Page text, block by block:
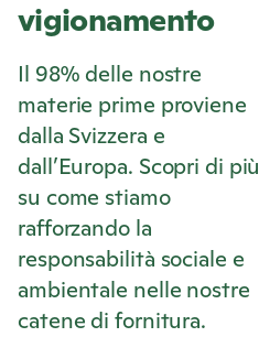
vigionamento
Il 98% delle nostre
materie prime proviene
dalla Svizzera e
dall’Europa. Scopri di più
su come stiamo
rafforzando la
responsabilità sociale e
ambientale nelle nostre
catene di fornitura.